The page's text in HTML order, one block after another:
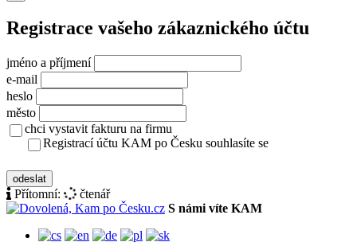
Registrace vašeho zákaznického účtu
jméno a příjmení
e-mail
heslo
město
chci vystavit fakturu na firmu
Registrací účtu KAM po Česku souhlasíte se
odeslat
Přítomní:
čtenář
S námi víte KAM